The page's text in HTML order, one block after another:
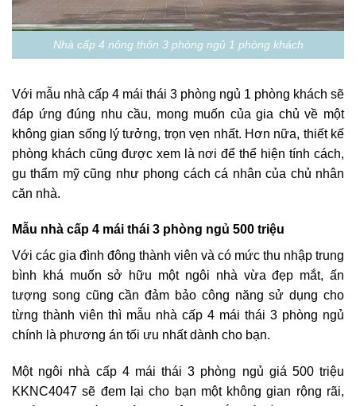
Nhà cấp 4 nông thôn 3 phòng ngủ 1 phòng khách
Với mẫu nhà cấp 4 mái thái 3 phòng ngủ 1 phòng khách sẽ
đáp ứng đúng nhu cầu, mong muốn của gia chủ về một
không gian sống lý tưởng, trọn vẹn nhất. Hơn nữa, thiết kế
phòng khách cũng được xem là nơi để thể hiện tính cách,
gu thẩm mỹ cũng như phong cách cá nhân của chủ nhân
căn nhà.
Mẫu nhà cấp 4 mái thái 3 phòng ngủ 500 triệu
Với các gia đình đông thành viên và có mức thu nhập trung
bình khá muốn sở hữu một ngôi nhà vừa đẹp mắt, ấn
tượng song cũng cần đảm bảo công năng sử dụng cho
từng thành viên thì mẫu nhà cấp 4 mái thái 3 phòng ngủ
chính là phương án tối ưu nhất dành cho bạn.
Một ngôi nhà cấp 4 mái thái 3 phòng ngủ giá 500 triệu
KKNC4047 sẽ đem lại cho bạn một không gian rộng rãi,